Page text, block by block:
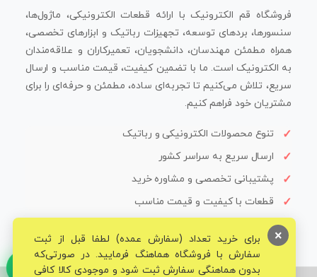
فروشگاه قم الکترونیک با ارائه قطعات الکترونیکی، ماژول‌ها،
سنسورها، بردهای توسعه، تجهیزات رباتیک و ابزارهای تخصصی،
همراه مطمئن مهندسان، دانشجویان، تعمیرکاران و علاقه‌مندان
به الکترونیک است. ما با تضمین کیفیت، قیمت مناسب و ارسال
سریع، تلاش می‌کنیم تا تجربه‌ای ساده، مطمئن و حرفه‌ای را برای
مشتریان خود فراهم کنیم.
تنوع محصولات الکترونیکی و رباتیک
ارسال سریع به سراسر کشور
پشتیبانی تخصصی و مشاوره خرید
قطعات با کیفیت و قیمت مناسب
برای خرید تعداد (سفارش عمده) لطفا قبل از ثبت
سفارش با فروشگاه هماهنگ فرمایید. در صورتی‌که
بدون هماهنگی سفارش ثبت شود و موجودی کالا کافی
×